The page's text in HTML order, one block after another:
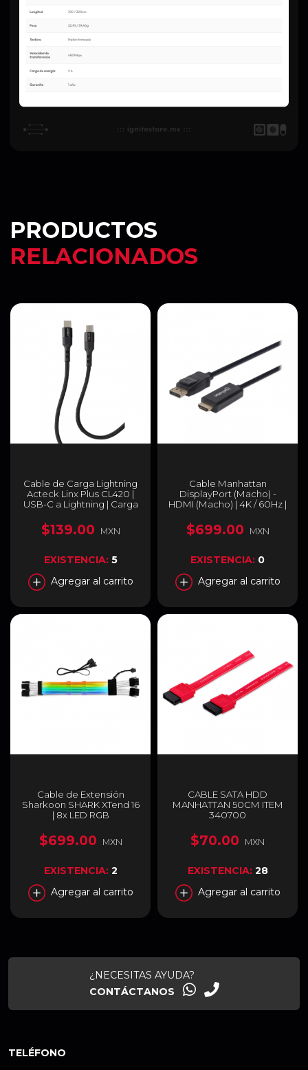
PRODUCTOS
RELACIONADOS
Cable de Carga Lightning
Acteck Linx Plus CL420 |
USB-C a Lightning | Carga
con Dispositivos Apple |
1.8 Metros | Negro | AC-
$139.00 MXN
EXISTENCIA: 5
Agregar al carrito
Cable Manhattan
DisplayPort (Macho) -
HDMI (Macho) | 4K / 60Hz |
$699.00 MXN
EXISTENCIA: 0
Agregar al carrito
Cable de Extensión
Sharkoon SHARK XTend 16
| 8x LED RGB
Blanco | L-XTEND16
$699.00 MXN
EXISTENCIA: 2
Agregar al carrito
CABLE SATA HDD
MANHATTAN 50CM ITEM
340700
$70.00 MXN
EXISTENCIA: 28
Agregar al carrito
¿NECESITAS AYUDA?
CONTÁCTANOS
TELÉFONO